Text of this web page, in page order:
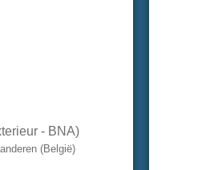
- BNA)
(België)